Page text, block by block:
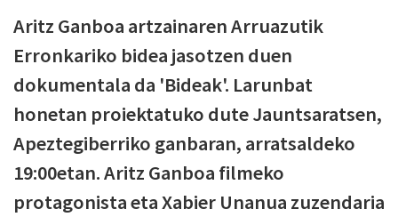
Aritz Ganboa artzainaren Arruazutik
Erronkariko bidea jasotzen duen
dokumentala da 'Bideak'. Larunbat
honetan proiektatuko dute Jauntsaratsen,
Apeztegiberriko ganbaran, arratsaldeko
19:00etan. Aritz Ganboa filmeko
protagonista eta Xabier Unanua zuzendaria